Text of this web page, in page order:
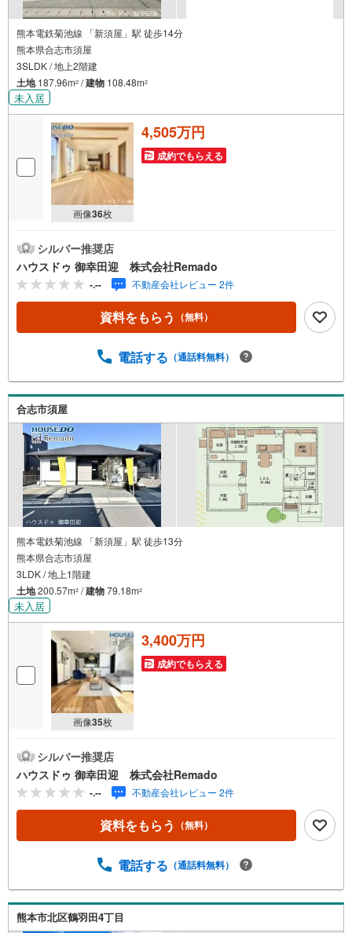
熊本電鉄菊池線 「新須屋」駅 徒歩14分
熊本県合志市須屋
3SLDK / 地上2階建
土地187.96m2 /建物 108.48m2
未入居
画像36枚
4,505万円
成約でもらえる
シルバー推奨店
ハウスドゥ 御幸田迎 株式会社Remado
-.-- 不動産会社レビュー 2件
資料をもらう （無料）
電話する （通話料無料）
合志市須屋
熊本電鉄菊池線 「新須屋」駅 徒歩13分
熊本県合志市須屋
3LDK / 地上1階建
土地200.57m2 /建物79.18m2
未入居
画像35枚
3,400万円
成約でもらえる
シルバー推奨店
ハウスドゥ 御幸田迎 株式会社Remado
-.-- 不動産会社レビュー 2件
資料をもらう （無料）
電話する （通話料無料）
熊本市北区鶴羽田4丁目